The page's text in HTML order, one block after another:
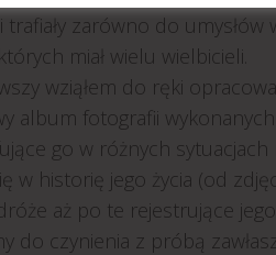
zarówno do
miał wielu wielbicieli.
wziąłem do ręki
album fotografii
go w różnych
w historię jego życia (od
aż po te rejestrujące
do czynienia z próbą